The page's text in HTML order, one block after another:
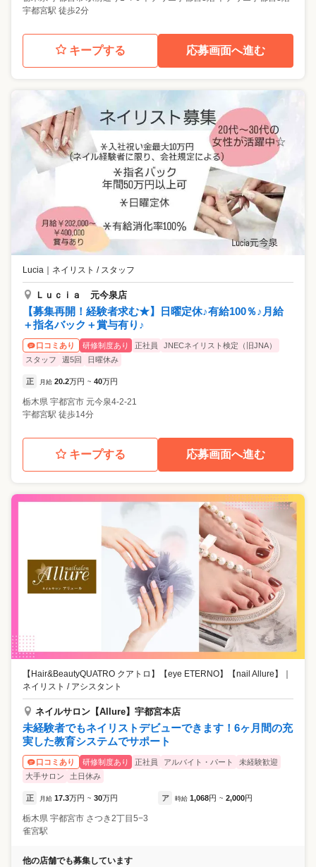
宇都宮駅 徒歩2分
キープする 応募画面へ進む
Lucia ネイリスト / スタッフ
Ｌｕｃｉａ 元今泉店
【募集再開！経験者求む★】日曜定休♪有給100％♪月給
＋指名バック＋賞与有り♪
口コミあり 研修制度あり 正社員
JNECネイリスト検定（旧JNA）
スタッフ
週5回 日曜休み
正 月給 20.2万円 ~ 40万円
栃木県 宇都宮市 元今泉4-2-21
宇都宮駅 徒歩14分
キープする 応募画面へ進む
【Hair&BeautyQUATRO クアトロ】【eye ETERNO】【nail Allure】
ネイリスト / アシスタント
ネイルサロン【Allure】宇都宮本店
未経験者でもネイリストデビューできます！6ヶ月間の充
実した教育システムでサポート
口コミあり 研修制度あり 正社員 アルバイト・パート
未経験歓迎
大手サロン
土日休み
正 月給 17.3万円 ~ 30万円 ア 時給 1,068円 ~ 2,000円
栃木県 宇都宮市 さつき2丁目5−3
雀宮駅
他の店舗でも募集しています